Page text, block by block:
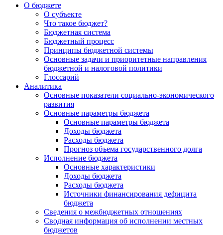
О бюджете
О субъекте
Что такое бюджет?
Бюджетная система
Бюджетный процесс
Принципы бюджетной системы
Основные задачи и приоритетные направления
бюджетной и налоговой политики
Глоссарий
Аналитика
Основные показатели социально-экономического
развития
Основные параметры бюджета
Основные параметры бюджета
Доходы бюджета
Расходы бюджета
Прогноз объема государственного долга
Исполнение бюджета
Основные характеристики
Доходы бюджета
Расходы бюджета
Источники финансирования дефицита
бюджета
Сведения о межбюджетных отношениях
Сводная информация об исполнении местных
бюджетов